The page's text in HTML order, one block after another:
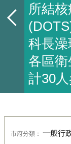
所結
科長
各區衛
計30人
市府分類： 一般行